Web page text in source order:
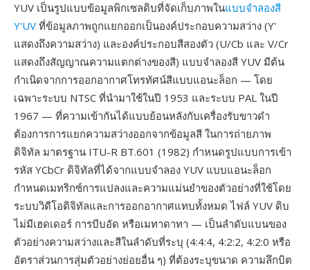
YUV เป็นรูปแบบข้อมูลพิกเซลดิบที่จัดเก็บภาพในแบบจำลองสี
Y'UV ที่ข้อมูลภาพถูกแยกออกเป็นองค์ประกอบความสว่าง (Y'
แสดงถึงความสว่าง) และองค์ประกอบสีสองตัว (U/Cb และ V/Cr
แสดงถึงสัญญาณความแตกต่างของสี) แบบจำลองสี YUV มีต้น
กำเนิดจากการออกอากาศโทรทัศน์สีแบบแอนะล็อก — โดย
เฉพาะระบบ NTSC ที่นำมาใช้ในปี 1953 และระบบ PAL ในปี
1967 — ที่ความเข้ากันได้แบบย้อนหลังกับเครื่องรับขาวดำ
ต้องการการแยกความสว่างออกจากข้อมูลสี ในการถ่ายภาพ
ดิจิทัล มาตรฐาน ITU-R BT.601 (1982) กำหนดรูปแบบการเข้า
รหัส YCbCr ดิจิทัลที่ได้จากแบบจำลอง YUV แบบแอนะล็อก
กำหนดเมทริกซ์การแปลงและความแม่นยำของตัวอย่างที่ใช้โดย
ระบบวิดีโอดิจิทัลและการออกอากาศแทบทั้งหมด ไฟล์ YUV ดิบ
ไม่มีเฮดเดอร์ การบีบอัด หรือเมทาดาทา — เป็นลำดับแบนของ
ตัวอย่างความสว่างและสีในลำดับที่ระบุ (4:4:4, 4:2:2, 4:2:0 หรือ
อัตราส่วนการสุ่มตัวอย่างย่อยอื่น ๆ) ที่ต้องระบุขนาด ความลึกบิต